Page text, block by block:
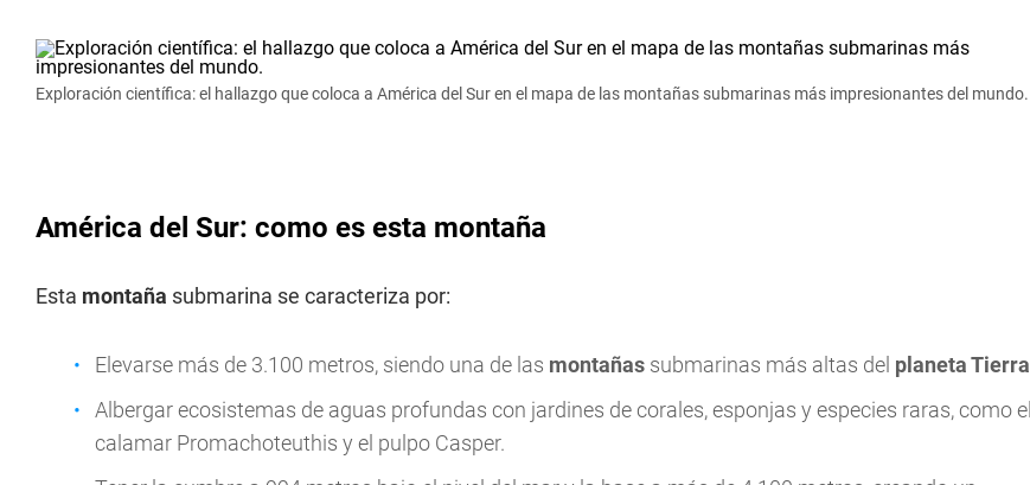
Exploración científica: el hallazgo que coloca a América del Sur en el mapa de las montañas submarinas más impresionantes del mundo.
América del Sur: como es esta montaña
Esta montaña submarina se caracteriza por:
Elevarse más de 3.100 metros, siendo una de las montañas submarinas más altas del planeta Tierra
Albergar ecosistemas de aguas profundas con jardines de corales, esponjas y especies raras, como el
calamar Promachoteuthis y el pulpo Casper.